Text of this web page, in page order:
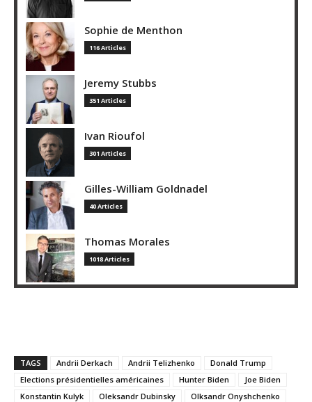
Sophie de Menthon
116 Articles
Jeremy Stubbs
351 Articles
Ivan Rioufol
301 Articles
Gilles-William Goldnadel
40 Articles
Thomas Morales
1018 Articles
TAGS Andrii Derkach Andrii Telizhenko
Donald Trump
Elections présidentielles américaines
Hunter Biden
Joe Biden
Konstantin Kulyk
Oleksandr Dubinsky
Olksandr Onyshchenko